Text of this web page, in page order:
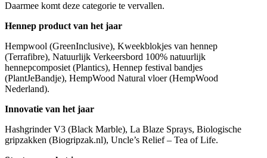
Daarmee komt deze categorie te vervallen.
Hennep product van het jaar
Hempwool (GreenInclusive), Kweekblokjes van hennep
(Terrafibre), Natuurlijk Verkeersbord 100% natuurlijk
hennepcomposiet (Plantics), Hennep festival bandjes
(PlantJeBandje), HempWood Natural vloer (HempWood
Nederland).
Innovatie van het jaar
Hashgrinder V3 (Black Marble), La Blaze Sprays, Biologische
gripzakken (Biogripzak.nl), Uncle’s Relief – Tea of Life.